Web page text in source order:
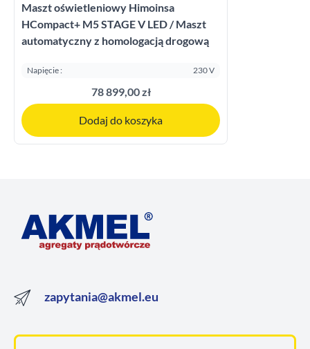
Maszt oświetleniowy Himoinsa
HCompact+ M5 STAGE V LED / Maszt
automatyczny z homologacją drogową
Napięcie : 230 V
78 899,00 zł
Dodaj do koszyka
zapytania@akmel.eu